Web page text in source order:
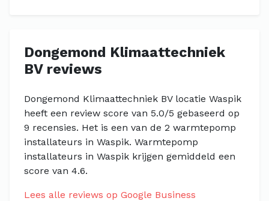
Dongemond Klimaattechniek
BV reviews
Dongemond Klimaattechniek BV locatie Waspik
heeft een review score van 5.0/5 gebaseerd op
9 recensies. Het is een van de 2 warmtepomp
installateurs in Waspik. Warmtepomp
installateurs in Waspik krijgen gemiddeld een
score van 4.6.
Lees alle reviews op Google Business